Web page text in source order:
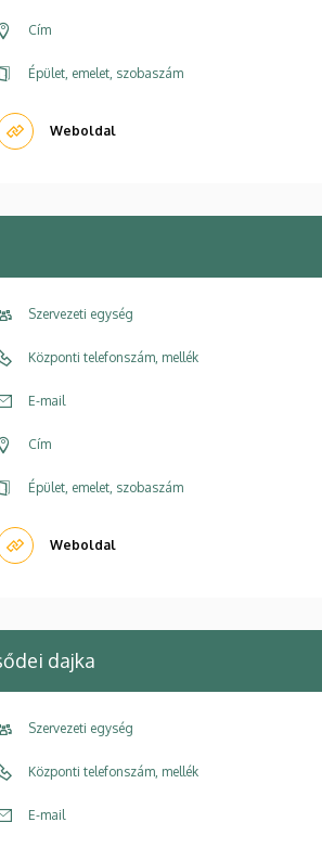
Cím
Épület, emelet, szobaszám
Weboldal
Szervezeti egység
Központi telefonszám, mellék
E-mail
Cím
Épület, emelet, szobaszám
Weboldal
dajka
Szervezeti egység
Központi telefonszám, mellék
E-mail